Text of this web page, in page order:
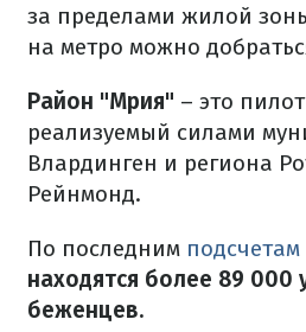
за пределами жилой
на метро можно
Район "‎Мрия" – это
реализуемый силами
Влардинген и региона
Рейнмонд.
По последним подсчетам
находятся более 89 000
беженцев.